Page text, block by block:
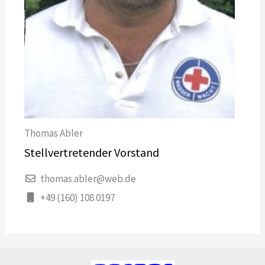
Thomas Abler
Stellvertretender Vorstand
thomas.abler@web.de
+49 (160) 108 0197